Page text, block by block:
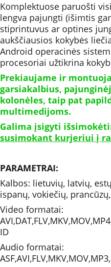
Komplektuose paruošti
lengva pajungti (išimtis
stiprintuvus ar optines
aukščiausios kokybės
Android operacinės
procesoriai užtikrina
Prekiaujame ir
garsiakalbius,
kolonėles, taip pat
multimedijoms.
Galima įsigyti
susimokant kurjeriui į
PARAMETRAI:
Kalbos: lietuvių, latvių,
ispanų, vokiečių,
Video formatai:
ID
Audio formatai: